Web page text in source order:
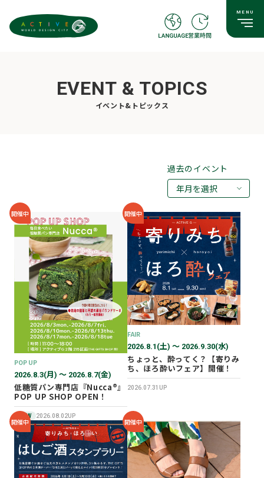
EVENT & TOPICS
イベント&トピックス
過去のイベント
年月を選択
2026年07月
2026年05月
2026年03月
2026年02月
2025年12月
2025年11月
2025年10月
開催中
POP UP
2026.8.3(月) 〜 2026.8.7(金)
低糖質パン専門店『Nucca®』
POP UP SHOP OPEN！
NEW 2026.08.02UP
開催中
FAIR
2026.8.1(土) 〜 2026.9.30(水)
ちょっと、酔ってく？【寄りみ
ち、ほろ酔いフェア】開催！
2026.07.31UP
開催中 開催中